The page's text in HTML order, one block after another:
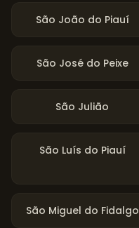
São João do Piauí
São José do Peixe
São Julião
São Luís do Piauí
São Miguel do Fidalgo